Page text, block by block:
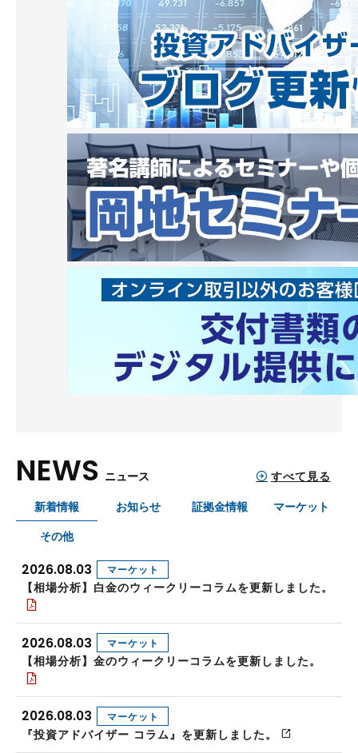
NEWS ニュース
すべて見る
新着情報
お知らせ 証拠金情報
マーケット
その他
2026.08.03 マーケット
【相場分析】白金のウィークリーコラムを更新しました。
2026.08.03 マーケット
【相場分析】金のウィークリーコラムを更新しました。
2026.08.03 マーケット
『投資アドバイザー コラム』を更新しました。